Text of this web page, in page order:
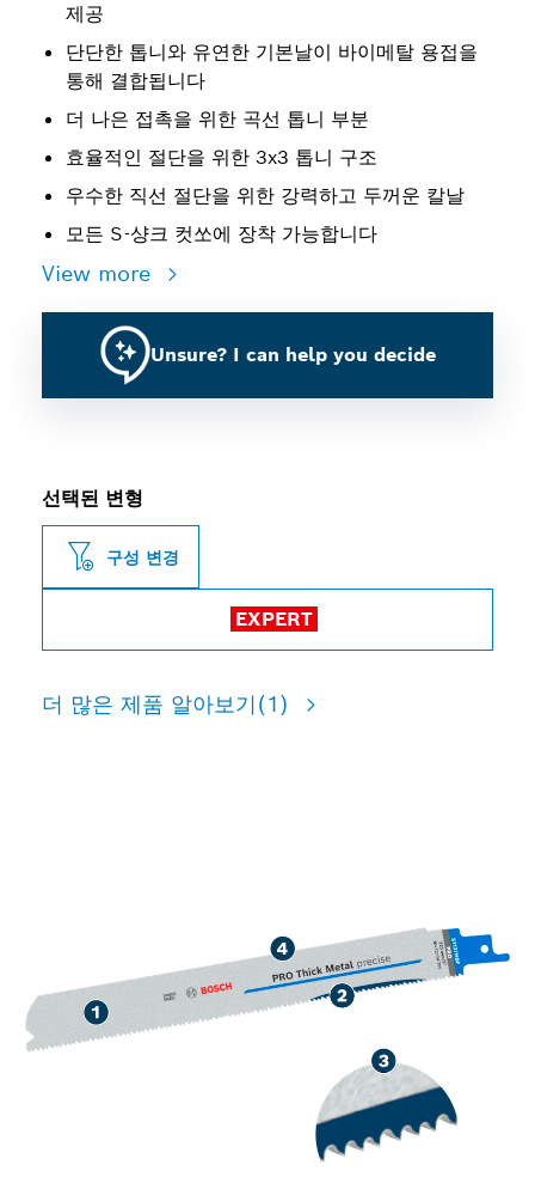
제공
단단한 톱니와 유연한 기본날이 바이메탈 용접을
통해 결합됩니다
더 나은 접촉을 위한 곡선 톱니 부분
효율적인 절단을 위한 3x3 톱니 구조
우수한 직선 절단을 위한 강력하고 두꺼운 칼날
모든 S-샹크 컷쏘에 장착 가능합니다
View more
Unsure? I can help you decide
선택된 변형
구성 변경
EXPERT
더 많은 제품 알아보기(1)